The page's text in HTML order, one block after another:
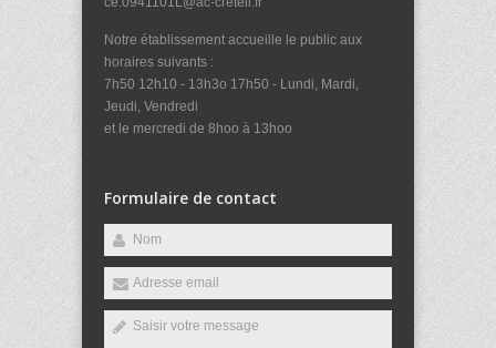
Notre établissement accueille le public aux
horaires suivants :
7h50 12h10 - 13h3o 17h50 - Lundi, Mardi,
Jeudi, Vendredi
et le mercredi de 8hoo à 13hoo
Formulaire de contact